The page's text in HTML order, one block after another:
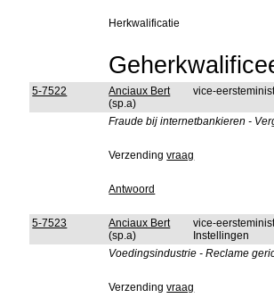
Herkwalificatie
5-7522
Anciaux Bert
(sp.a)
vice-
Fraude bij internetbankieren -
Verzendingvraag
Antwoord
5-7523
Anciaux Bert
(sp.a)
vice-
Instellingen
Voedingsindustrie - Reclame
Verzendingvraag